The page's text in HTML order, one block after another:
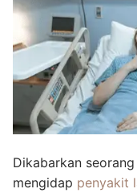
Dikabarkan
mengidap penyakit